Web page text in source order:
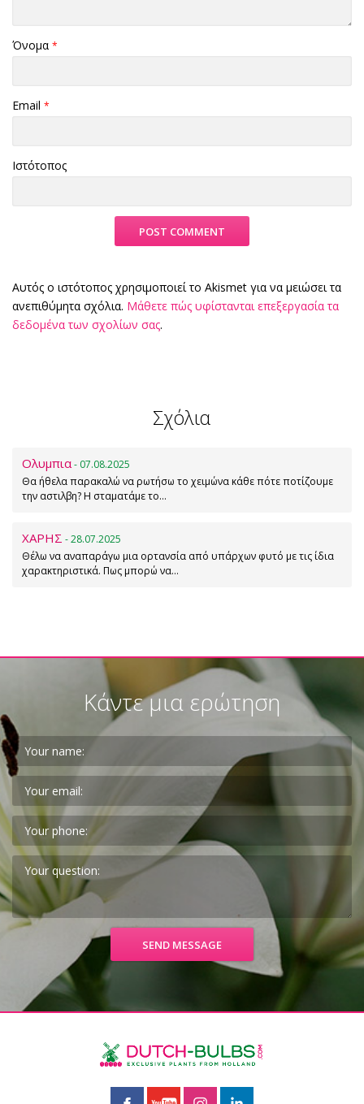
Όνομα *
Email *
Ιστότοπος
Αυτός ο ιστότοπος χρησιμοποιεί το Akismet για να μειώσει τα
ανεπιθύμητα σχόλια. Μάθετε πώς υφίστανται επεξεργασία τα
δεδομένα των σχολίων σας.
Σχόλια
Ολυμπια- 07.08.2025
Θα ήθελα παρακαλώ να ρωτήσω το χειμώνα κάθε πότε ποτίζουμε
την αστιλβη? Η σταματάμε το…
ΧΑΡΗΣ - 28.07.2025
Θέλω να αναπαράγω μια ορτανσία από υπάρχων φυτό με τις ίδια
χαρακτηριστικά. Πως μπορώ να…
Κάντε μια ερώτηση